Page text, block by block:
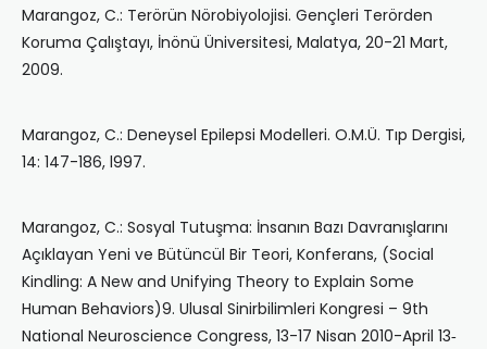
Marangoz, C.: Terörün Nörobiyolojisi. Gençleri Terörden
Koruma Çalıştayı, İnönü Üniversitesi, Malatya, 20-21 Mart,
2009.
Marangoz, C.: Deneysel Epilepsi Modelleri. O.M.Ü. Tıp Dergisi,
14: 147-186, l997.
Marangoz, C.: Sosyal Tutuşma: İnsanın Bazı Davranışlarını
Açıklayan Yeni ve Bütüncül Bir Teori, Konferans, (Social
Kindling: A New and Unifying Theory to Explain Some
Human Behaviors)9. Ulusal Sinirbilimleri Kongresi – 9th
National Neuroscience Congress, 13-17 Nisan 2010-April 13‐